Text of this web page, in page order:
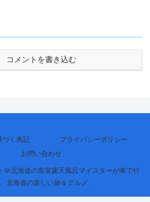
コメントを書き込む
づく表記
プライバシーポリシー
お問い合わせ
＠北海道の客室露天風呂マイスターが車で行
北海道の楽しい旅＆グルメ.